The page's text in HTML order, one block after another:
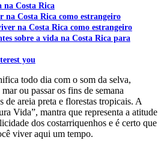
na Costa Rica
na Costa Rica como estrangeiro
na Costa Rica como estrangeiro
sobre a vida na Costa Rica para
you
todo dia com o som da selva,
ou passar os fins de semana
de areia preta e florestas tropicais. A
Vida”, mantra que representa a atitude
dos costarriquenhos e é certo que
viver aqui um tempo.